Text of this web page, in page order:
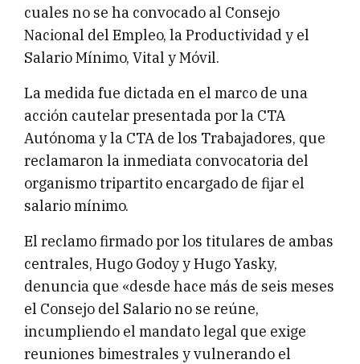
cuales no se ha convocado al Consejo
Nacional del Empleo, la Productividad y el
Salario Mínimo, Vital y Móvil.
La medida fue dictada en el marco de una
acción cautelar presentada por la CTA
Autónoma y la CTA de los Trabajadores, que
reclamaron la inmediata convocatoria del
organismo tripartito encargado de fijar el
salario mínimo.
El reclamo firmado por los titulares de ambas
centrales, Hugo Godoy y Hugo Yasky,
denuncia que «desde hace más de seis meses
el Consejo del Salario no se reúne,
incumpliendo el mandato legal que exige
reuniones bimestrales y vulnerando el